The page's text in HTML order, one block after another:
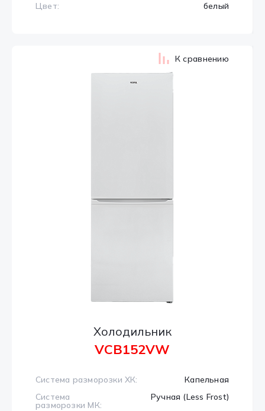
Цвет:
белый
Холодильник
VCB152VW
Система разморозки ХК:
Капельная
Система
разморозки МК:
Ручная (Less Frost)
К сравнению